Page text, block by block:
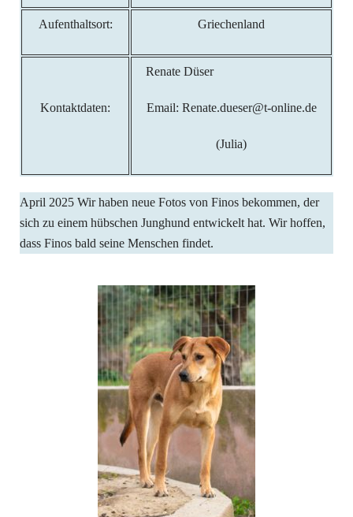
Aufenthaltsort: Griechenland
Kontaktdaten:
Renate Düser
Email: Renate.dueser@t-online.de
(Julia)
April 2025 Wir haben neue Fotos von Finos bekommen, der
sich zu einem hübschen Junghund entwickelt hat. Wir hoffen,
dass Finos bald seine Menschen findet.